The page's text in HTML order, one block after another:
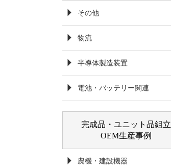
その他
物流
半導体製造装置
電池・バッテリー関連
完成品・ユニット品組立
OEM生産事例
農機・建設機器